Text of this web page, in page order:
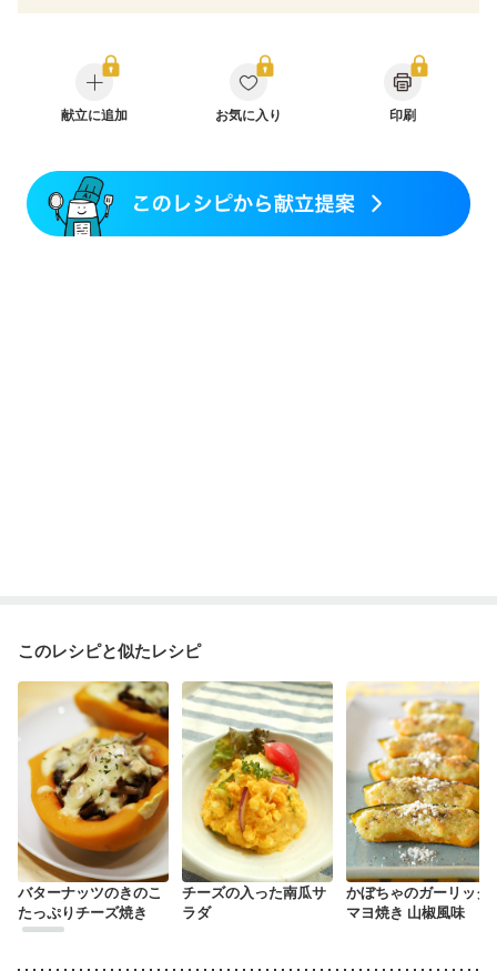
糖尿病性腎症（第２期）
糖尿病性腎症（第３期）
CKD（ステージ１）
CKD（ステージ２）
CKD（ステージ３a）
乳がん（抗がん剤治療中）
味の感じ方が変わった
関節リウマチ
乾癬 貧血対策 ニキビ・肌荒れ
更年期
献立に追加 お気に入り 印刷
このレシピと似たレシピ
バターナッツのきのこ
たっぷりチーズ焼き
チーズの入った南瓜サ
ラダ
かぼちゃのガーリック
マヨ焼き 山椒風味